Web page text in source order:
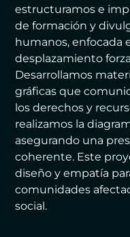
estructuramos e
de formación y
humanos, enfocada
desplazamiento
Desarrollamos
gráficas que
los derechos y
realizamos la
asegurando una
coherente. Este
diseño y empatía
comunidades
social.